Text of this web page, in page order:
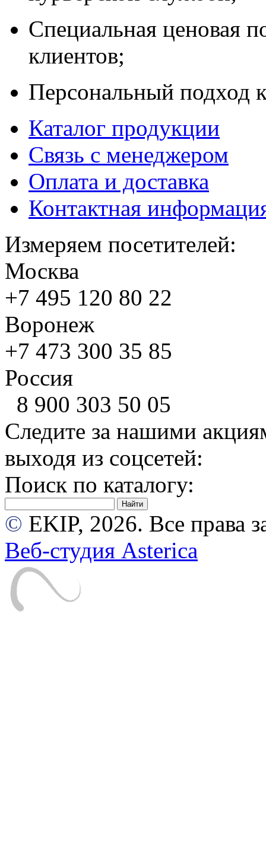
Специальная ценовая
клиентов;
Персональный подход
Каталог продукции
Связь с менеджером
Оплата и доставка
Контактная
Измеряем посетителей:
Москва
+7 495 120 80 22
Воронеж
+7 473 300 35 85
Россия
8 900 303 50 05
Следите за нашими
выходя из соцсетей:
Поиск по каталогу:
© EKIP, 2026. Все права
Веб-студия Asterica